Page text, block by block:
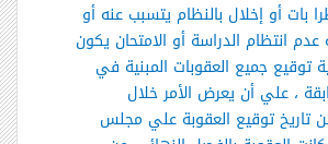
بات أو إخلال بالنظام يتسبب عنه أو
انتظام الدراسة أو الامتحان يكون
توقيع جميع العقوبات المبنية في
، علي أن يعرض الأمر خلال
تاريخ توقيع العقوبة علي مجلس